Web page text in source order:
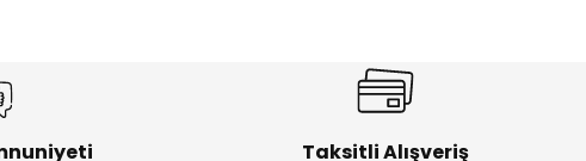
Taksitli Alışveriş